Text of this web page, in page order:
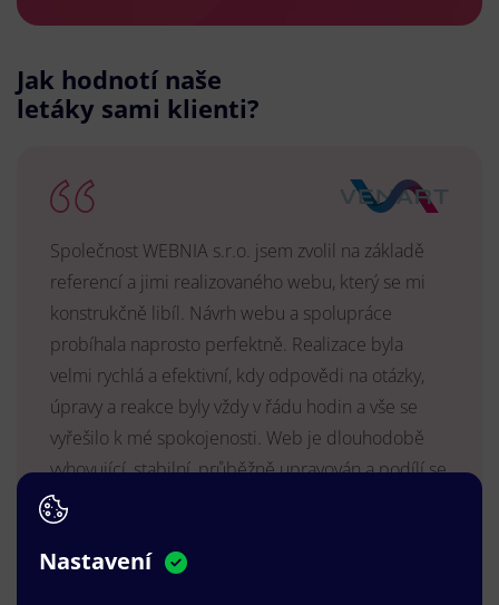
Jak hodnotí naše
letáky sami klienti?
Společnost WEBNIA s.r.o. jsem zvolil na základě
referencí a jimi realizovaného webu, který se mi
konstrukčně libíl. Návrh webu a spolupráce
probíhala naprosto perfektně. Realizace byla
velmi rychlá a efektivní, kdy odpovědi na otázky,
úpravy a reakce byly vždy v řádu hodin a vše se
vyřešilo k mé spokojenosti. Web je dlouhodobě
vyhovující, stabilní, průběžně upravován a podílí se
na pozitivním vnímání naší značky.
MUDr. Radek Vyšohlíd
VENART s.r.o.
Nastavení